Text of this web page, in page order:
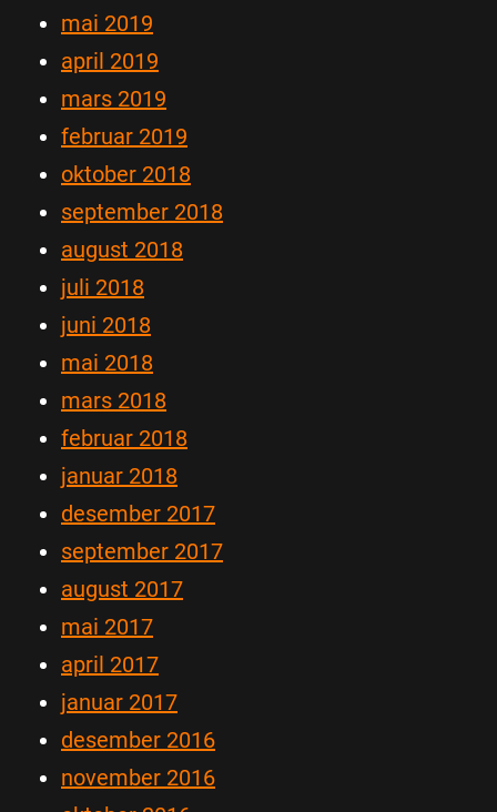
mai 2019
april 2019
mars 2019
februar 2019
oktober 2018
september 2018
august 2018
juli 2018
juni 2018
mai 2018
mars 2018
februar 2018
januar 2018
desember 2017
september 2017
august 2017
mai 2017
april 2017
januar 2017
desember 2016
november 2016